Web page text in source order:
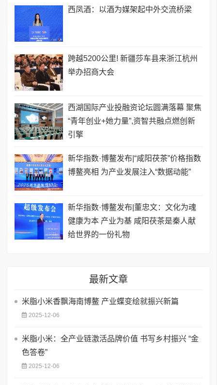
西凤酒：以酒为媒架起中外交流桥梁
跨越5200公里! 新疆莎车县来浙江杭州
举办招商大会
西湖国际产业投融资论坛圆满落幕 聚焦
“青年创业+她力量”,资智共融点燃创新
引擎
新华指数·博鳌发布|“咸阳茯茶”价格指数
博鳌亮相 为产业发展注入“数据动能”
新华指数·博鳌发布|董忠文：文化为魂
健康为本 产业为基 咸阳茯茶是秦人献
给世界的一份礼物
最新文章
米脂小米香飘海南博鳌 产业蝶变绘就振兴新篇
2025-12-06
米脂小米：全产业链激活品牌价值 书写乡村振兴 “金
色答卷”
2025-12-06